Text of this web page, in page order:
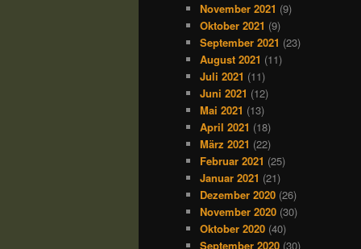
November 2021 (9)
Oktober 2021 (9)
September 2021 (23)
August 2021 (11)
Juli 2021 (11)
Juni 2021 (12)
Mai 2021 (13)
April 2021 (18)
März 2021 (22)
Februar 2021 (25)
Januar 2021 (21)
Dezember 2020 (26)
November 2020 (30)
Oktober 2020 (40)
September 2020 (30)